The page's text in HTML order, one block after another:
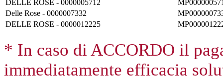
DELLE ROSE - 0000005712
Delle Rose - 0000007332
DELLE ROSE - 0000012225
* In caso di ACCORDO il
immediatamente efficacia